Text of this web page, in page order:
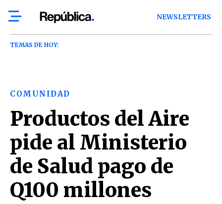
NEWSLETTERS
TEMAS DE HOY:
COMUNIDAD
Productos del Aire
pide al Ministerio
de Salud pago de
Q100 millones